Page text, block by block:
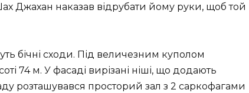
Джахан наказав відрубати йому руки, щоб той
бічні сходи. Під величезним куполом
74 м. У фасаді вирізані ніші, що додають
розташувався просторий зал з 2 саркофагами